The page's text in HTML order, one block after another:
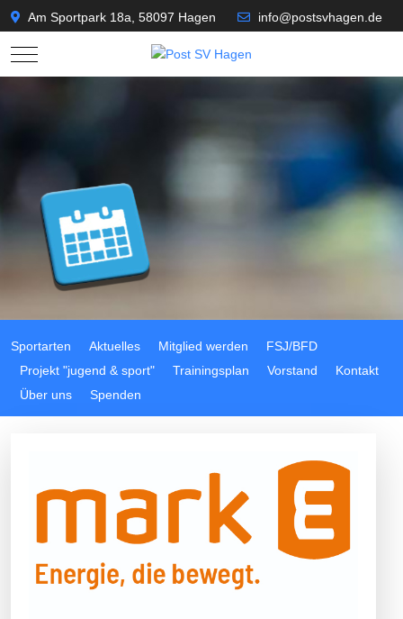
Am Sportpark 18a, 58097 Hagen info@postsvhagen.de
Mobile Menu Toggle
Sportarten Aktuelles Mitglied werden
FSJ/BFD
Projekt "jugend & sport"
Trainingsplan Vorstand
Kontakt
Über uns
Spenden